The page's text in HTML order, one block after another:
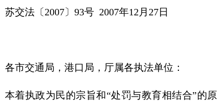
苏交法〔2007〕93号 2007年12月27日
各市交通局，港口局，厅属各执法单位：
本着执政为民的宗旨和“处罚与教育相结合”的原